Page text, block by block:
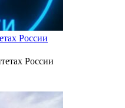
России
России